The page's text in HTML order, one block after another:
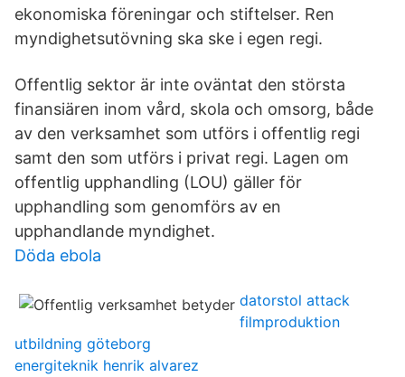
ekonomiska föreningar och stiftelser. Ren
myndighetsutövning ska ske i egen regi.
Offentlig sektor är inte oväntat den största
finansiären inom vård, skola och omsorg, både
av den verksamhet som utförs i offentlig regi
samt den som utförs i privat regi. Lagen om
offentlig upphandling (LOU) gäller för
upphandling som genomförs av en
upphandlande myndighet.
Döda ebola
datorstol attack
filmproduktion
utbildning göteborg
energiteknik henrik alvarez